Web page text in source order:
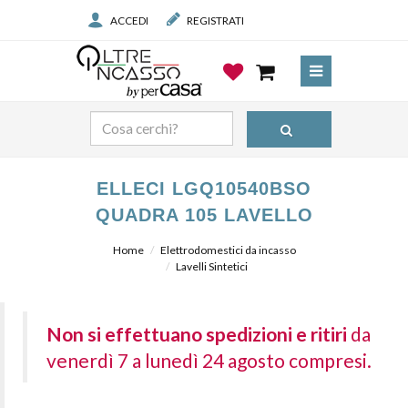
ACCEDI REGISTRATI
ELLECI LGQ10540BSO
QUADRA 105 LAVELLO
Home
Elettrodomestici da incasso
Lavelli Sintetici
Non si effettuano spedizioni e ritiri da
venerdì 7 a lunedì 24 agosto compresi.